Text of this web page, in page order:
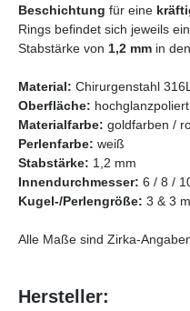
Beschichtung für eine
Rings befindet sich jeweils
Stabstärke von 1,2 mm in den
Material: Chirurgenstahl
Oberfläche:
Materialfarbe: goldfarben /
Perlenfarbe: weiß
Stabstärke: 1,2 mm
Innendurchmesser: 6 / 8 /
Kugel-/Perlengröße: 3 & 3
Alle Maße sind Zirka-
Hersteller: